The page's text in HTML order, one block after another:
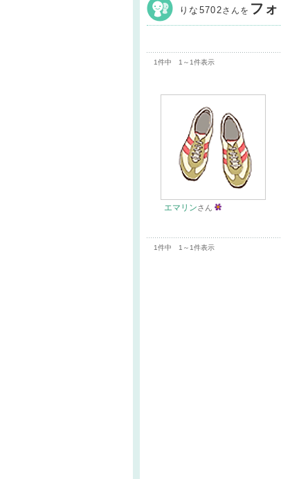
りな5702さんを フ
1件中 1～1件表示
エマリンさん
1件中 1～1件表示